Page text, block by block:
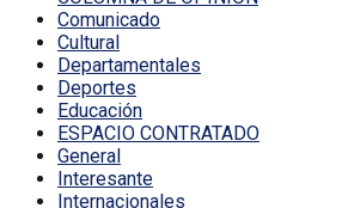
Comunicado
Cultural
Departamentales
Deportes
Educación
ESPACIO CONTRATADO
General
Interesante
Internacionales